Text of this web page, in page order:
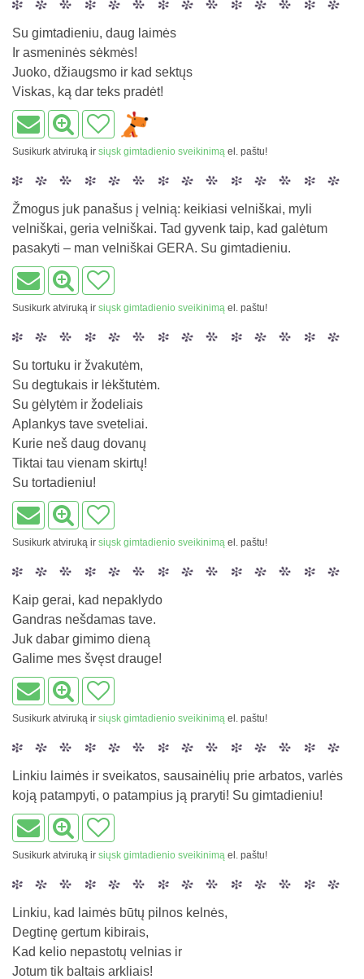
Su gimtadieniu, daug laimės
Ir asmeninės sėkmės!
Juoko, džiaugsmo ir kad sektųs
Viskas, ką dar teks pradėt!
Susikurk atviruką ir siųsk gimtadienio sveikinimą el. paštu!
Žmogus juk panašus į velnią: keikiasi velniškai, myli
velniškai, geria velniškai. Tad gyvenk taip, kad galėtum
pasakyti – man velniškai GERA. Su gimtadieniu.
Susikurk atviruką ir siųsk gimtadienio sveikinimą el. paštu!
Su tortuku ir žvakutėm,
Su degtukais ir lėkštutėm.
Su gėlytėm ir žodeliais
Aplankys tave sveteliai.
Kurie neš daug dovanų
Tiktai tau vienam skirtų!
Su tortadieniu!
Susikurk atviruką ir siųsk gimtadienio sveikinimą el. paštu!
Kaip gerai, kad nepaklydo
Gandras nešdamas tave.
Juk dabar gimimo dieną
Galime mes švęst drauge!
Susikurk atviruką ir siųsk gimtadienio sveikinimą el. paštu!
Linkiu laimės ir sveikatos, sausainėlių prie arbatos, varlės
koją patampyti, o patampius ją praryti! Su gimtadieniu!
Susikurk atviruką ir siųsk gimtadienio sveikinimą el. paštu!
Linkiu, kad laimės būtų pilnos kelnės,
Degtinę gertum kibirais,
Kad kelio nepastotų velnias ir
Jotum tik baltais arkliais!